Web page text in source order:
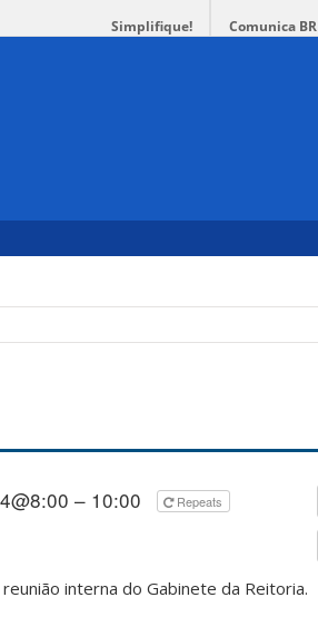
Simplifique! Comunica BR
– 10:00 Repeats
interna do Gabinete da Reitoria.